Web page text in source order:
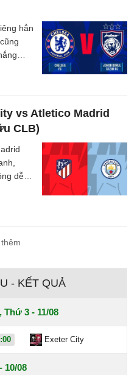
hẳn
vs Atletico Madrid
CLB)
dễ
- KẾT QUẢ
Thứ 3 - 11/08
Exeter City
10/08